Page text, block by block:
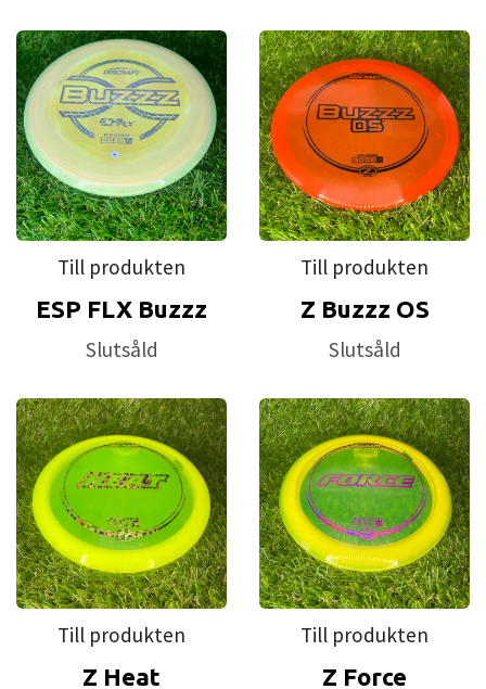
Till produkten
ESP FLX Buzzz
Slutsåld
Till produkten
Z Buzzz OS
Slutsåld
Till produkten
Z Heat
Till produkten
Z Force